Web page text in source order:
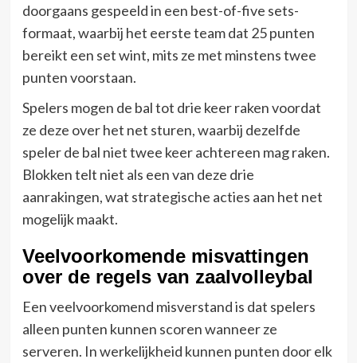
doorgaans gespeeld in een best-of-five sets-
formaat, waarbij het eerste team dat 25 punten
bereikt een set wint, mits ze met minstens twee
punten voorstaan.
Spelers mogen de bal tot drie keer raken voordat
ze deze over het net sturen, waarbij dezelfde
speler de bal niet twee keer achtereen mag raken.
Blokken telt niet als een van deze drie
aanrakingen, wat strategische acties aan het net
mogelijk maakt.
Veelvoorkomende misvattingen
over de regels van zaalvolleybal
Een veelvoorkomend misverstand is dat spelers
alleen punten kunnen scoren wanneer ze
serveren. In werkelijkheid kunnen punten door elk